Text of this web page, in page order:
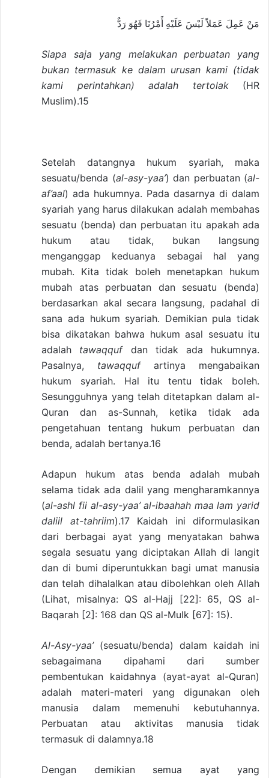
مَنْ عَمِلَ عَمَلاً لَيْسَ عَلَيْهِ أَمْرُنَا فَهُوَ رَدٌّ
Siapa saja yang melakukan perbuatan yang
bukan termasuk ke dalam urusan kami (tidak
kami perintahkan) adalah tertolak(HR
Muslim).15
Setelah datangnya hukum syariah, maka
sesuatu/benda (al-asy-yaa’) dan perbuatan (al-
af’aal) ada hukumnya. Pada dasarnya di dalam
syariah yang harus dilakukan adalah membahas
sesuatu (benda) dan perbuatan itu apakah ada
hukum atau tidak, bukan langsung
menganggap keduanya sebagai hal yang
mubah. Kita tidak boleh menetapkan hukum
mubah atas perbuatan dan sesuatu (benda)
berdasarkan akal secara langsung, padahal di
sana ada hukum syariah. Demikian pula tidak
bisa dikatakan bahwa hukum asal sesuatu itu
adalah tawaqqufdan tidak ada hukumnya.
Pasalnya, tawaqqufartinya mengabaikan
hukum syariah. Hal itu tentu tidak boleh.
Sesungguhnya yang telah ditetapkan dalam al-
Quran dan as-Sunnah, ketika tidak ada
pengetahuan tentang hukum perbuatan dan
benda, adalah bertanya.16
Adapun hukum atas benda adalah mubah
selama tidak ada dalil yang mengharamkannya
(al-ashl fii al-asy-yaa’ al-ibaahah maa lam yarid
daliil at-tahriim).17 Kaidah ini diformulasikan
dari berbagai ayat yang menyatakan bahwa
segala sesuatu yang diciptakan Allah di langit
dan di bumi diperuntukkan bagi umat manusia
dan telah dihalalkan atau dibolehkan oleh Allah
(Lihat, misalnya: QS al-Hajj [22]: 65, QS al-
Baqarah [2]: 168 dan QS al-Mulk [67]: 15).
Al-Asy-yaa’(sesuatu/benda) dalam kaidah ini
sebagaimana dipahami dari sumber
pembentukan kaidahnya (ayat-ayat al-Quran)
adalah materi-materi yang digunakan oleh
manusia dalam memenuhi kebutuhannya.
Perbuatan atau aktivitas manusia tidak
termasuk di dalamnya.18
Dengan demikian semua ayat yang